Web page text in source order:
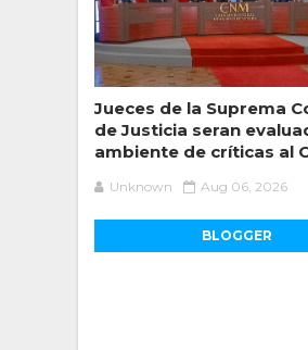
Jueces de la Suprema
de Justicia seran
ambiente de críticas al
Unknown Aug 06, 2026
BLOGGER